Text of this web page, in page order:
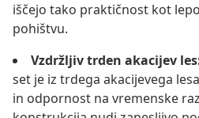
iščejo tako praktičnost kot
pohištvu.
Vzdržljiv trden akacijev
set je iz trdega akacijevega
in odpornost na vremenske